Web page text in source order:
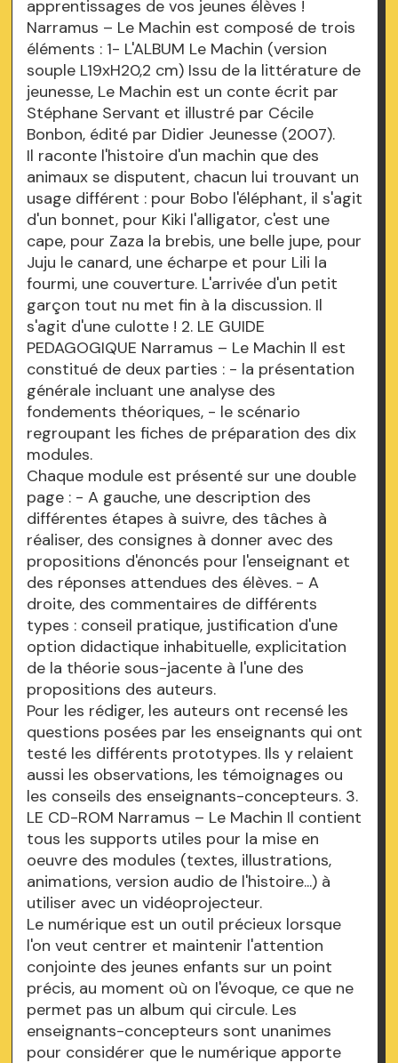
apprentissages de vos jeunes élèves !
Narramus – Le Machin est composé de trois
éléments : 1- L'ALBUM Le Machin (version
souple L19xH20,2 cm) Issu de la littérature de
jeunesse, Le Machin est un conte écrit par
Stéphane Servant et illustré par Cécile
Bonbon, édité par Didier Jeunesse (2007).
Il raconte l'histoire d'un machin que des
animaux se disputent, chacun lui trouvant un
usage différent : pour Bobo l'éléphant, il s'agit
d'un bonnet, pour Kiki l'alligator, c'est une
cape, pour Zaza la brebis, une belle jupe, pour
Juju le canard, une écharpe et pour Lili la
fourmi, une couverture. L'arrivée d'un petit
garçon tout nu met fin à la discussion. Il
s'agit d'une culotte ! 2. LE GUIDE
PEDAGOGIQUE Narramus – Le Machin Il est
constitué de deux parties : - la présentation
générale incluant une analyse des
fondements théoriques, - le scénario
regroupant les fiches de préparation des dix
modules.
Chaque module est présenté sur une double
page : - A gauche, une description des
différentes étapes à suivre, des tâches à
réaliser, des consignes à donner avec des
propositions d'énoncés pour l'enseignant et
des réponses attendues des élèves. - A
droite, des commentaires de différents
types : conseil pratique, justification d'une
option didactique inhabituelle, explicitation
de la théorie sous-jacente à l'une des
propositions des auteurs.
Pour les rédiger, les auteurs ont recensé les
questions posées par les enseignants qui ont
testé les différents prototypes. Ils y relaient
aussi les observations, les témoignages ou
les conseils des enseignants-concepteurs. 3.
LE CD-ROM Narramus – Le Machin Il contient
tous les supports utiles pour la mise en
oeuvre des modules (textes, illustrations,
animations, version audio de l'histoire...) à
utiliser avec un vidéoprojecteur.
Le numérique est un outil précieux lorsque
l'on veut centrer et maintenir l'attention
conjointe des jeunes enfants sur un point
précis, au moment où on l'évoque, ce que ne
permet pas un album qui circule. Les
enseignants-concepteurs sont unanimes
pour considérer que le numérique apporte